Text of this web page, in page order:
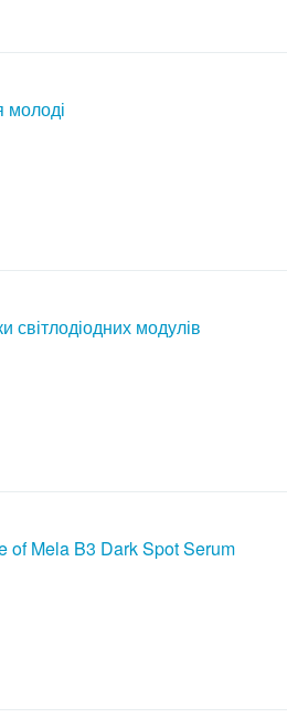
молоді
світлодіодних модулів
of Mela B3 Dark Spot Serum